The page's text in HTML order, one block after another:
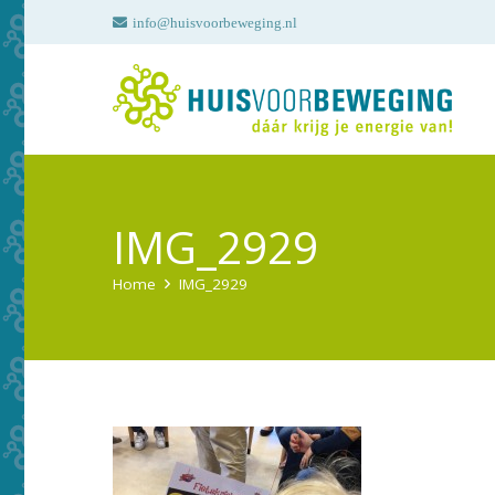
info@huisvoorbeweging.nl
IMG_2929
Home IMG_2929